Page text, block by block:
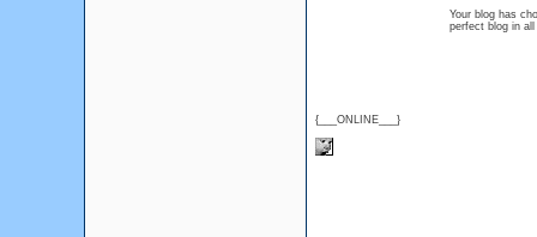
{___ONLINE___}
Your blog has
perfect blog in